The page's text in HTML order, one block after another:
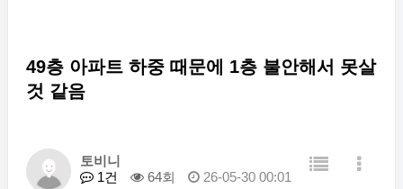
49층 아파트 하중 때문에 1층 불안해서 못살
것 같음
토비니
1건
64회 26-05-30 00:01